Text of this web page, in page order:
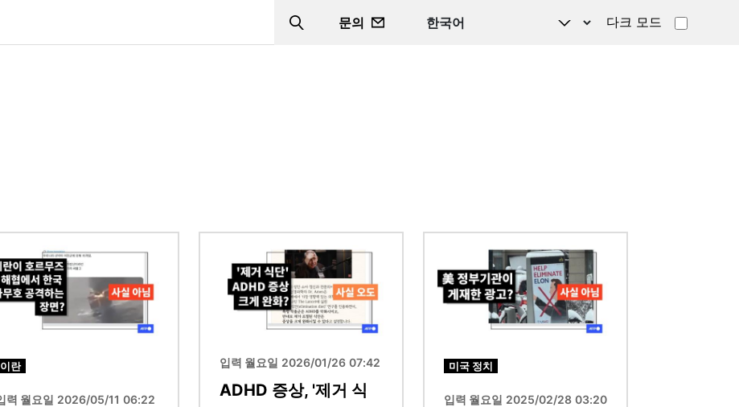
Search
문의 다크 모드
이란
력 월요일 2026/05/11 06:22
입력 월요일 2026/01/26 07:42
ADHD 증상, '제거 식
미국 정치
입력 월요일 2025/02/28 03:20